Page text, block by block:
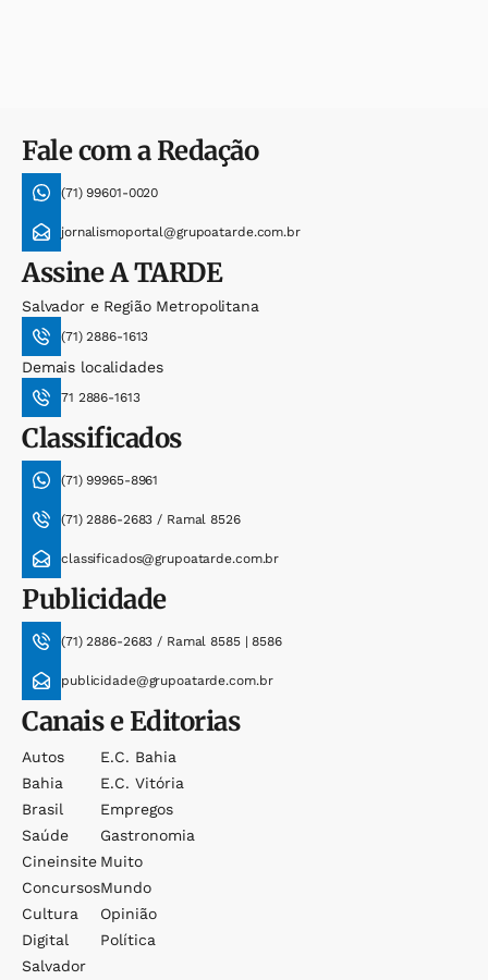
Fale com a Redação
(71) 99601-0020
jornalismoportal@grupoatarde.com.br
AssineA TARDE
Salvador e Região Metropolitana
(71) 2886-1613
Demais localidades
71 2886-1613
Classificados
(71) 99965-8961
(71) 2886-2683 / Ramal 8526
classificados@grupoatarde.com.br
Publicidade
(71) 2886-2683 / Ramal 8585 | 8586
publicidade@grupoatarde.com.br
Canais e Editorias
Autos
Bahia
Brasil
Saúde
Cineinsite
Concursos
Cultura
Digital
Salvador
E.c. Bahia
E.c. Vitória
Empregos
Gastronomia
Muito
Mundo
Opinião
Política